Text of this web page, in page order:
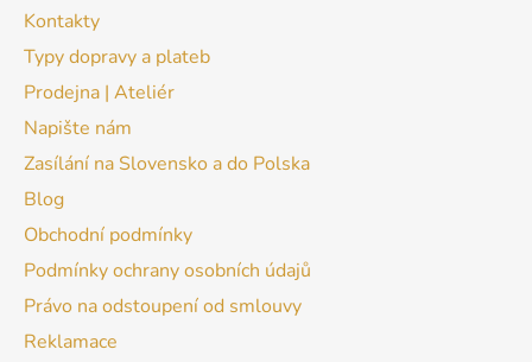
Kontakty
Typy dopravy a plateb
Prodejna | Ateliér
Napište nám
Zasílání na Slovensko a do Polska
Blog
Obchodní podmínky
Podmínky ochrany osobních údajů
Právo na odstoupení od smlouvy
Reklamace